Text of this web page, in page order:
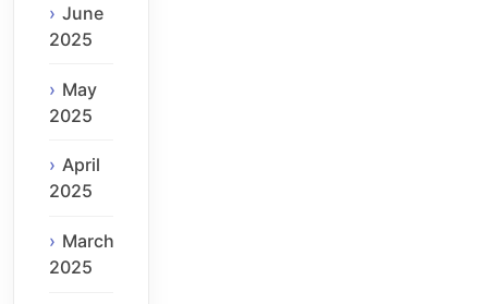
June
2025
May
2025
April
2025
March
2025